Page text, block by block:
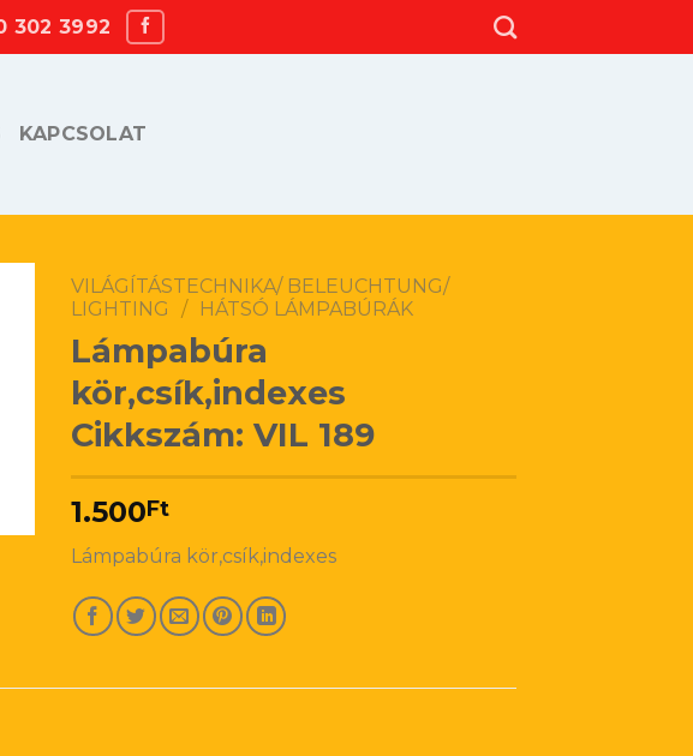
302 3992
KAPCSOLAT
VILÁGÍTÁSTECHNIKA/ BELEUCHTUNG/
LIGHTING
/ HÁTSÓ LÁMPABÚRÁK
Lámpabúra
kör,csík,indexes
Cikkszám: VIL 189
1.500Ft
Lámpabúra kör,csík,indexes